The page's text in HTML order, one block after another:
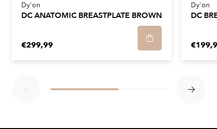
Dy'on
DC ANATOMIC BREASTPLATE BROWN
€299,99
Dy'on
DC